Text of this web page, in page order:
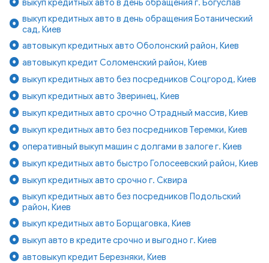
выкуп кредитных авто в день обращения Ботанический
сад, Киев
автовыкуп кредитных авто Оболонский район, Киев
автовыкуп кредит Соломенский район, Киев
выкуп кредитных авто без посредников Соцгород, Киев
выкуп кредитных авто Зверинец, Киев
выкуп кредитных авто срочно Отрадный массив, Киев
выкуп кредитных авто без посредников Теремки, Киев
оперативный выкуп машин с долгами в залоге г. Киев
выкуп кредитных авто быстро Голосеевский район, Киев
выкуп кредитных авто срочно г. Сквира
выкуп кредитных авто без посредников Подольский
район, Киев
выкуп кредитных авто Борщаговка, Киев
выкуп авто в кредите срочно и выгодно г. Киев
автовыкуп кредит Березняки, Киев